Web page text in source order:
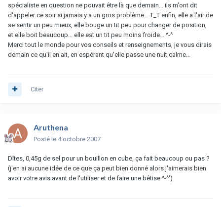
spécialiste en question ne pouvait être là que demain... ils m'ont dit
d'appeler ce soir si jamais y a un gros problème... T_T enfin, elle a l'air de
se sentir un peu mieux, elle bouge un tit peu pour changer de position,
et elle boit beaucoup... elle est un tit peu moins froide... ^-^
Merci tout le monde pour vos conseils et renseignements, je vous dirais
demain ce qu'il en ait, en espérant qu'elle passe une nuit calme...
Citer
Aruthena
Posté le 4 octobre 2007
Dîtes, 0,45g de sel pour un bouillon en cube, ça fait beaucoup ou pas ?
(j'en ai aucune idée de ce que ça peut bien donné alors j'aimerais bien
avoir votre avis avant de l'utiliser et de faire une bêtise ^-^')